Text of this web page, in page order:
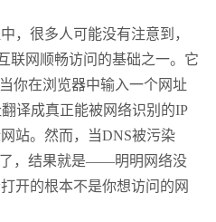
很多人可能没有注意到，
联网顺畅访问的基础之一。它
你在浏览器中输入一个网址
译成真正能被网络识别的IP
站。然而，当DNS被污染
了，结果就是——明明网络没
开的根本不是你想访问的网